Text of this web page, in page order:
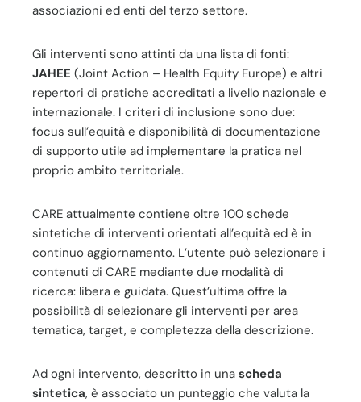
associazioni ed enti del terzo settore.
Gli interventi sono attinti da una lista di fonti:
JAHEE (Joint Action – Health Equity Europe) e altri
repertori di pratiche accreditati a livello nazionale e
internazionale. I criteri di inclusione sono due:
focus sull’equità e disponibilità di documentazione
di supporto utile ad implementare la pratica nel
proprio ambito territoriale.
CARE attualmente contiene oltre 100 schede
sintetiche di interventi orientati all’equità ed è in
continuo aggiornamento. L’utente può selezionare i
contenuti di CARE mediante due modalità di
ricerca: libera e guidata. Quest’ultima offre la
possibilità di selezionare gli interventi per area
tematica, target, e completezza della descrizione.
Ad ogni intervento, descritto in una scheda
sintetica, è associato un punteggio che valuta la